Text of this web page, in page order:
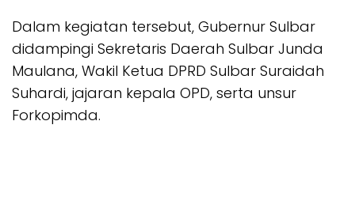
Dalam kegiatan tersebut, Gubernur Sulbar
didampingi Sekretaris Daerah Sulbar Junda
Maulana, Wakil Ketua DPRD Sulbar Suraidah
Suhardi, jajaran kepala OPD, serta unsur
Forkopimda.